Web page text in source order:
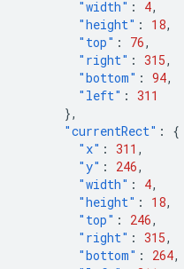
"width" : 4,
"height" : 18,
"top" : 76,
"right" : 315,
"bottom" : 94,
"left" : 311
},
"currentRect" :
{
"x" : 311 ,
"y" : 246,
"width" : 4,
"height" : 18,
"top" : 246,
"right" : 315,
"bottom" : 264,